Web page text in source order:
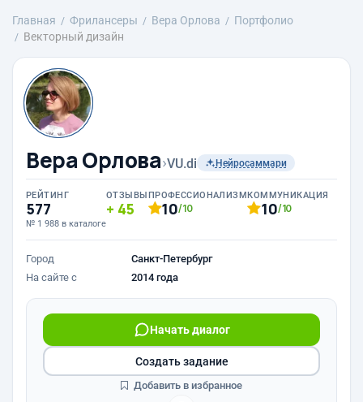
Главная Фрилансеры Вера Орлова
Портфолио
Векторный дизайн
Вера Орлова›VU.di Нейросаммари
РЕЙТИНГ
577
№ 1 988 в каталоге
ОТЗЫВЫ
45
ПРОФЕССИОНАЛИЗМ
10/10
КОММУНИКАЦИЯ
10/10
Город
Санкт-Петербург
На сайте с
2014 года
Начать диалог
Создать задание
Добавить в избранное